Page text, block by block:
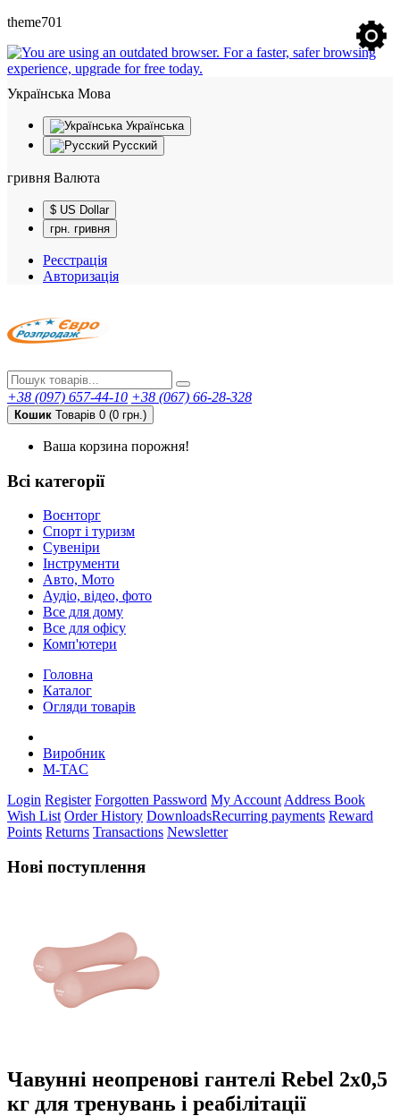
theme701
Українська Мова
Українська
Русский
гривня Валюта
$ US Dollar
грн. гривня
Реєстрація
Авторизація
+38 (097) 657-44-10 +38 (067) 66-28-328
Кошик Товарів 0 (0 грн.)
Ваша корзина порожня!
Всі категорії
Воєнторг
Спорт і туризм
Сувеніри
Інструменти
Авто, Мото
Аудіо, відео, фото
Все для дому
Все для офісу
Комп'ютери
Головна
Каталог
Огляди товарів
Виробник
M-TAC
Login Register Forgotten Password My Account Address Book
Wish List Order History DownloadsRecurring payments Reward
Points Returns Transactions Newsletter
Нові поступлення
Чавунні неопренові гантелі Rebel 2х0,5
кг для тренувань і реабілітації